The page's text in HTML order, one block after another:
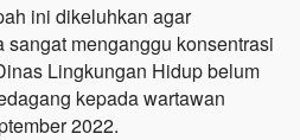
ini dikeluhkan agar
menganggu konsentrasi
Lingkungan Hidup belum
kepada wartawan
2022.